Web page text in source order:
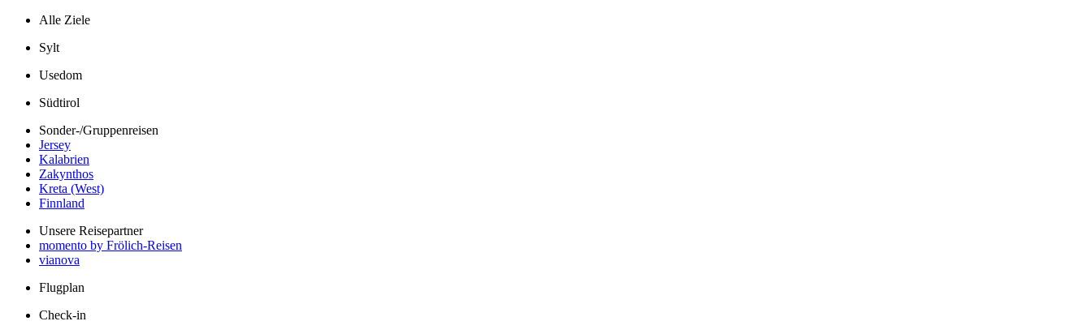
Alle Ziele
Sylt
Usedom
Südtirol
Sonder-/Gruppenreisen
Jersey
Kalabrien
Zakynthos
Kreta (West)
Finnland
Unsere Reisepartner
momento by Frölich-Reisen
vianova
Flugplan
Check-in